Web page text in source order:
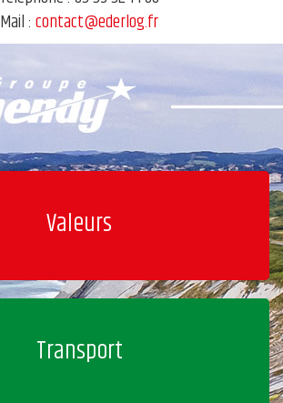
Mail : contact@ederlog.fr
Valeurs
Transport